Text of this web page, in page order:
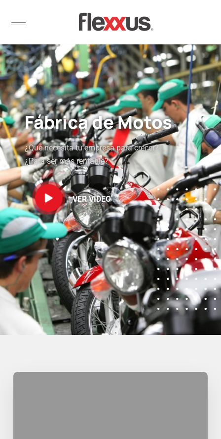
Fábrica de Motos
¿Qué necesita tu empresa para crecer?
¿Para ser más rentable?
VER VIDEO